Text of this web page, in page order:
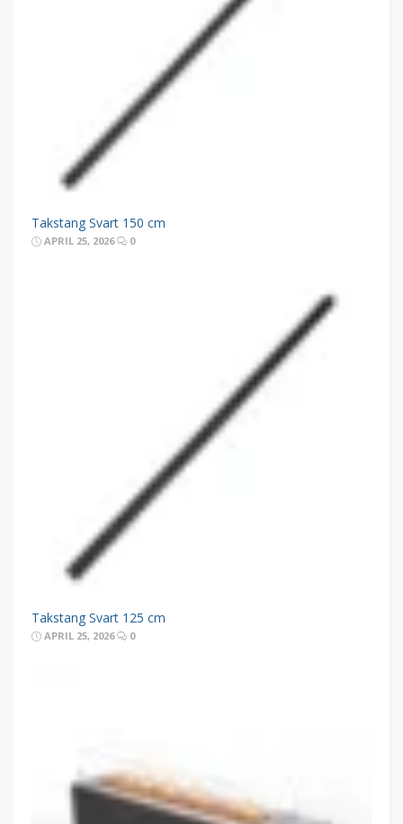
Takstang Svart 150 cm
APRIL 25, 2026 0
Takstang Svart 125 cm
APRIL 25, 2026 0